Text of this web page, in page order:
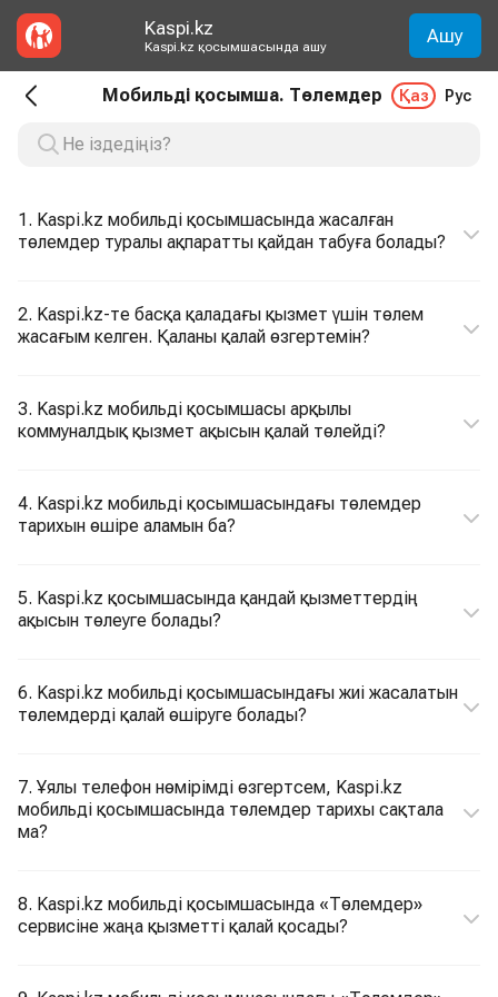
Kaspi.kz
Kaspi.kz қосымшасында ашу Ашу
Мобильді қосымша. Төлемдер Қаз Рус
1. Kaspi.kz мобильді қосымшасында жасалған
төлемдер туралы ақпаратты қайдан табуға болады?
2. Kaspi.kz-те басқа қаладағы қызмет үшін төлем
жасағым келген. Қаланы қалай өзгертемін?
3. Kaspi.kz мобильді қосымшасы арқылы
коммуналдық қызмет ақысын қалай төлейді?
4. Kaspi.kz мобильді қосымшасындағы төлемдер
тарихын өшіре аламын ба?
5. Kaspi.kz қосымшасында қандай қызметтердің
ақысын төлеуге болады?
6. Kaspi.kz мобильді қосымшасындағы жиі жасалатын
төлемдерді қалай өшіруге болады?
7. Ұялы телефон нөмірімді өзгертсем, Kaspi.kz
мобильді қосымшасында төлемдер тарихы сақтала
ма?
8. Kaspi.kz мобильді қосымшасында «Төлемдер»
сервисіне жаңа қызметті қалай қосады?